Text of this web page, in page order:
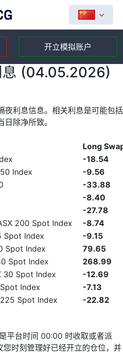
开立模拟账户
息 (04.05.2026)
夜利息信息。相关利息是可能包括
除净所致。
Long
-18.54
Index
-9.56
-33.88
-8.40
-27.78
200 Spot Index
-8.74
Spot Index
-9.15
Spot Index
79.65
Spot Index
268.99
30 Spot Index
-12.69
Index
-7.13
Spot Index -22.82
平台时间 00:00 时收取或者派
时刻管理好已经开立的仓位，并